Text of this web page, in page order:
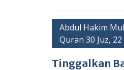
Navigasi
pos
Abdul Hakim
Quran 30 Juz,
Tinggalkan